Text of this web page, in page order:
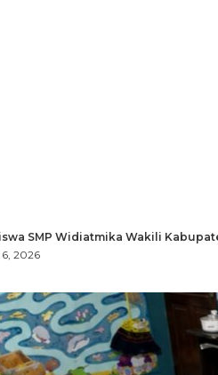
SMP Widiatmika Wakili
2026